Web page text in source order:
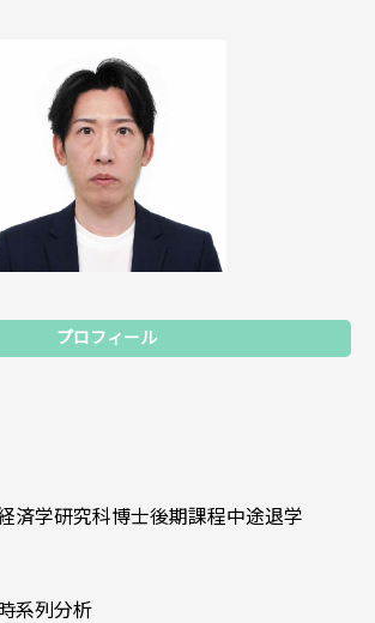
プロフィール
済学研究科博士後期課程中途退学
系列分析